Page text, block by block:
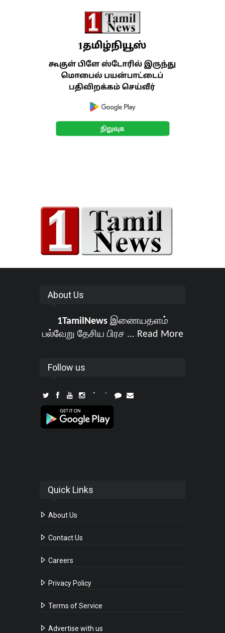
About Us
1TamilNewsஇணையதளம்
பல்வேறு தேசிய பிரச ... Read More
Follow us
Quick Links
About Us
Contact Us
Careers
Privacy Policy
Terms of Service
Advertise with us